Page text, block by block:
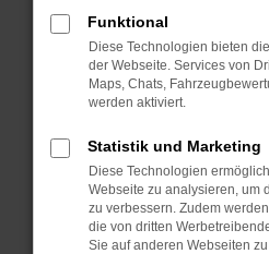
Überprüfe deine
Internetverbindung.
Laden andere
Suchmaschine?
Manche Erweiterungen,
können das Laden
verhindern. Funktioniert
anderen Browser oder
Fenster?
Funktional
Diese Technologien bieten
der Webseite. Services von
Maps, Chats,
werden aktiviert.
Statistik und Marketing
Diese Technologien
Webseite zu analysieren, um
zu verbessern. Zudem
die von dritten
Sie auf anderen Webseiten